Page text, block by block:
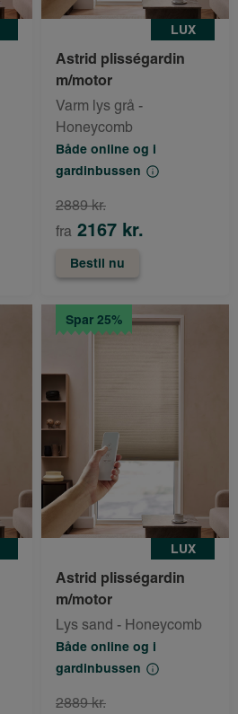
LUX
Astrid plisségardin
m/motor
Varm lys grå -
Honeycomb
Både online og i
gardinbussen
fra 2167 kr.
2889 kr.
Bestil nu
Spar 25%
LUX
Astrid plisségardin
m/motor
Lys sand - Honeycomb
Både online og i
gardinbussen
2889 kr.